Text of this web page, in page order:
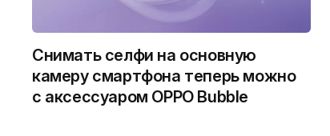
Снимать селфи на основную
камеру смартфона теперь можно
с аксессуаром OPPO Bubble